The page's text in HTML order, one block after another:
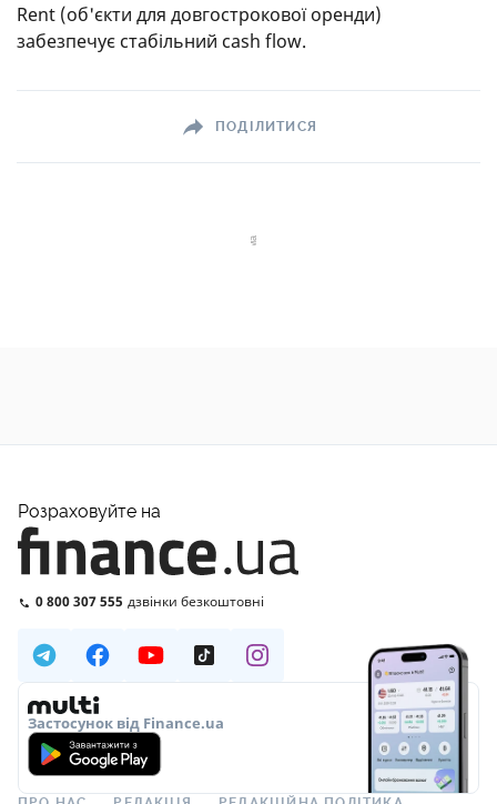
Rent (об'єкти для довгострокової оренди)
забезпечує стабільний cash flow.
ПОДІЛИТИСЯ
Розраховуйте на
0 800 307 555 дзвінки безкоштовні
Застосунок від Finance.ua